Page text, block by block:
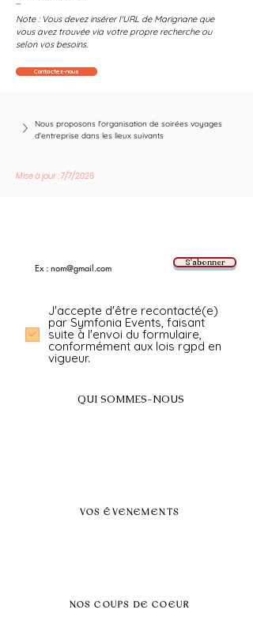
```
Note : Vous devez insérer l'URL de Marignane que
vous avez trouvée via votre propre recherche ou
selon vos besoins.
Contactez-nous
Nous proposons l'organisation de soirées voyages
d'entreprise dans les lieux suivants
Mise à jour : 7/7/2026
S'abonner
J'accepte d'être recontacté(e)
par Symfonia Events, faisant
suite à l'envoi du formulaire,
conformément aux lois rgpd en
vigueur.
QUI SOMMES-NOUS
VOS ÉVENEMENTS
NOS COUPS DE COEUR